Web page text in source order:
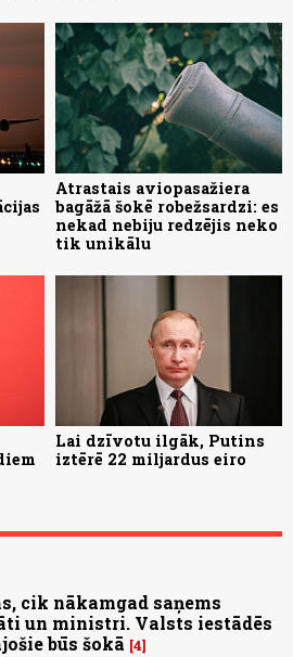
Atrastais aviopasažiera
bagāžā šokē robežsardzi: es
nekad nebiju redzējis neko
tik unikālu
Lai dzīvotu ilgāk, Putins
iztērē 22 miljardus eiro
cik nākamgad saņems
un ministri. Valsts iestādēs
būs šokā 4